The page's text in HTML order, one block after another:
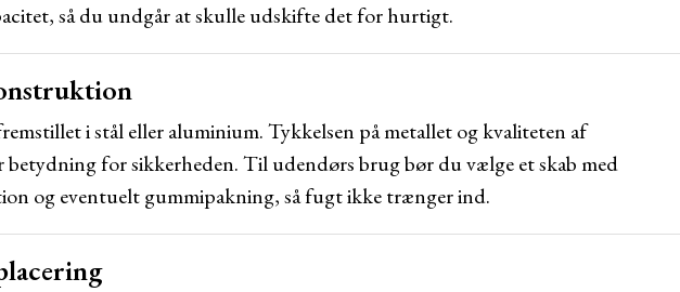
så du undgår at skulle udskifte det for hurtigt.
i stål eller aluminium. Tykkelsen på metallet og kvaliteten af
betydning for sikkerheden. Til udendørs brug bør du vælge et skab med
og eventuelt gummipakning, så fugt ikke trænger ind.